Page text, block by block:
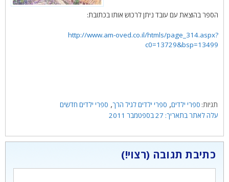
הספר בהוצאת עם עובד ניתן לרכוש אותו בכתובת:
http://www.am-oved.co.il/htmls/page_314.aspx?
c0=13729&bsp=13499
תגיות
ספרי ילדים, ספרי ילדים לגיל הרך, ספרי ילדים חדשים
27 בספטמבר 2011
כתיבת תגובה